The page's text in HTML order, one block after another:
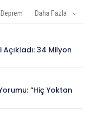
Deprem Daha Fazla
34 Milyon
“Hiç Yoktan